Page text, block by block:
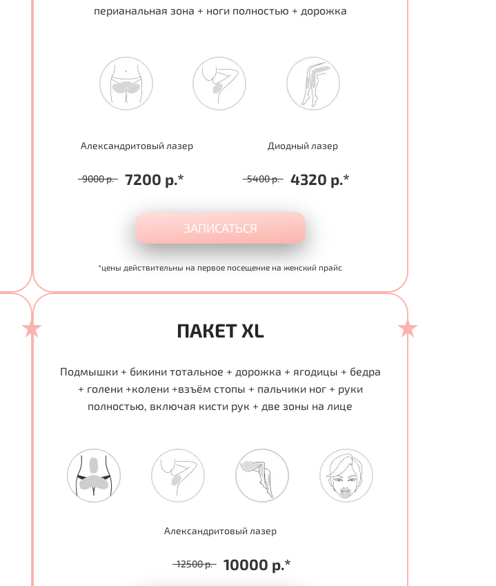
перианальная зона + ноги полностью + дорожка
Александритовый лазер
9000 р. 7200 р.*
Диодный лазер
5400 р. 4320 р.*
ЗАПИСАТЬСЯ
*цены действительны на первое посещение на женский прайс
ПАКЕТ XL
Подмышки + бикини тотальное + дорожка + ягодицы + бедра
+ голени +колени +взъём стопы + пальчики ног + руки
полностью, включая кисти рук + две зоны на лице
Александритовый лазер
12500 р. 10000 р.*